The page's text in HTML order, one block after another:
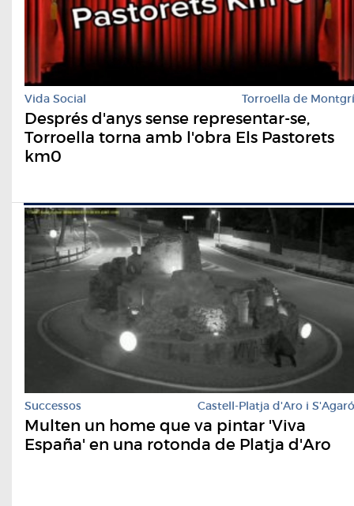
Vida Social Torroella de Montgrí
Després d'anys sense representar-se,
Torroella torna amb l'obra Els Pastorets
km0
Successos Castell-Platja d'Aro i S'Agaró
Multen un home que va pintar 'Viva
España' en una rotonda de Platja d'Aro